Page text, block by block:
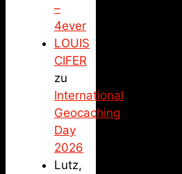
–
4ever
LOUIS
CIFER
zu
International
Geocaching
Day
2026
Lutz,